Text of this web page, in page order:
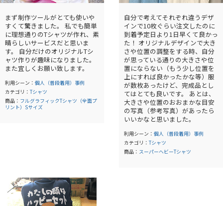
まず制作ツールがとても使いや
すくて驚きました。 私でも簡単
に理想通りのTシャツが作れ、素
晴らしいサービスだと思いま
す。 自分だけのオリジナルTシ
ャツ作りが趣味になりました。
また宜しくお願い致します。
利用シーン： 個人（普段着用）事例
カテゴリ：Tシャツ
商品： フルグラフィックTシャツ（全面プ
リント）Sサイズ
自分で考えてそれぞれ違うデザ
インで10枚ぐらい注文したのに
到着予定日より1日早くて良かっ
た！ オリジナルデザインで大き
さや位置の調整をする時、自分
が思っている通りの大きさや位
置にならない（もう少し位置を
上にすれば良かったかな等）服
が数枚あったけど、完成品とし
てはとても良いです。 あとは、
大きさや位置のおおまかな目安
の写真（参考写真）があったら
いいかなと思いました。
利用シーン： 個人（普段着用）事例
カテゴリ：Tシャツ
商品： スーパーヘビーTシャツ